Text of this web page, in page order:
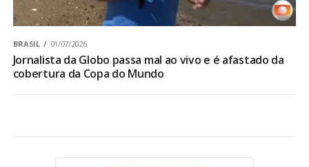
BRASIL 01/07/2026
Jornalista da Globo passa mal ao vivo e é afastado da
cobertura da Copa do Mundo